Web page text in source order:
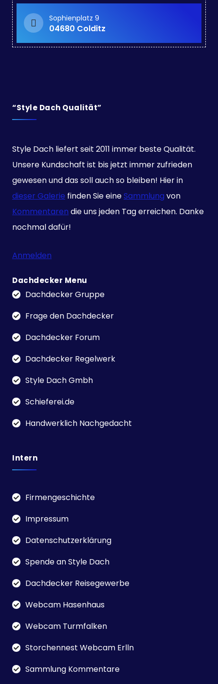
Sophienplatz 9
04680 Colditz
“Style Dach Qualität”
Style Dach liefert seit 2011 immer beste Qualität.
Unsere Kundschaft ist bis jetzt immer zufrieden
gewesen und das soll auch so bleiben! Hier in
dieser Galerie finden Sie eineSammlung von
Kommentaren die uns jeden Tag erreichen. Danke
nochmal dafür!
Anmelden
Dachdecker Menu
Dachdecker Gruppe
Frage den Dachdecker
Dachdecker Forum
Dachdecker Regelwerk
Style Dach Gmbh
Schieferei.de
Handwerklich Nachgedacht
Intern
Firmengeschichte
Impressum
Datenschutzerklärung
Spende an Style Dach
Dachdecker Reisegewerbe
Webcam Hasenhaus
Webcam Turmfalken
Storchennest Webcam Erlln
Sammlung Kommentare